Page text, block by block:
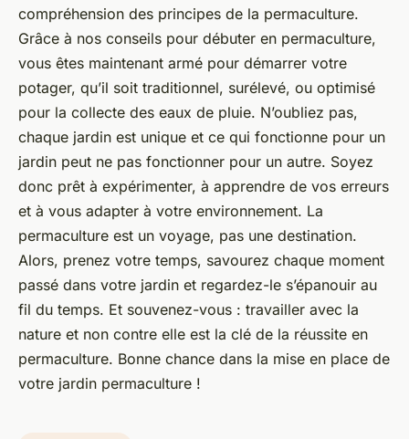
compréhension des principes de la permaculture.
Grâce à nos conseils pour débuter en permaculture,
vous êtes maintenant armé pour démarrer votre
potager, qu’il soit traditionnel, surélevé, ou optimisé
pour la collecte des eaux de pluie. N’oubliez pas,
chaque jardin est unique et ce qui fonctionne pour un
jardin peut ne pas fonctionner pour un autre. Soyez
donc prêt à expérimenter, à apprendre de vos erreurs
et à vous adapter à votre environnement. La
permaculture est un voyage, pas une destination.
Alors, prenez votre temps, savourez chaque moment
passé dans votre jardin et regardez-le s’épanouir au
fil du temps. Et souvenez-vous : travailler avec la
nature et non contre elle est la clé de la réussite en
permaculture. Bonne chance dans la mise en place de
votre jardin permaculture !